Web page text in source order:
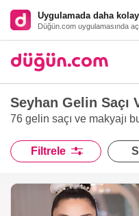
Uygulamada daha
Düğün.com uygulamasında aç
Seyhan Gelin Saçı
76 gelin saçı ve makyajı
Filtrele